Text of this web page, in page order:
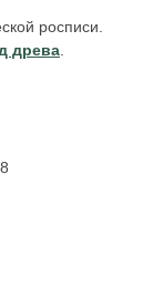
росписи.
древа